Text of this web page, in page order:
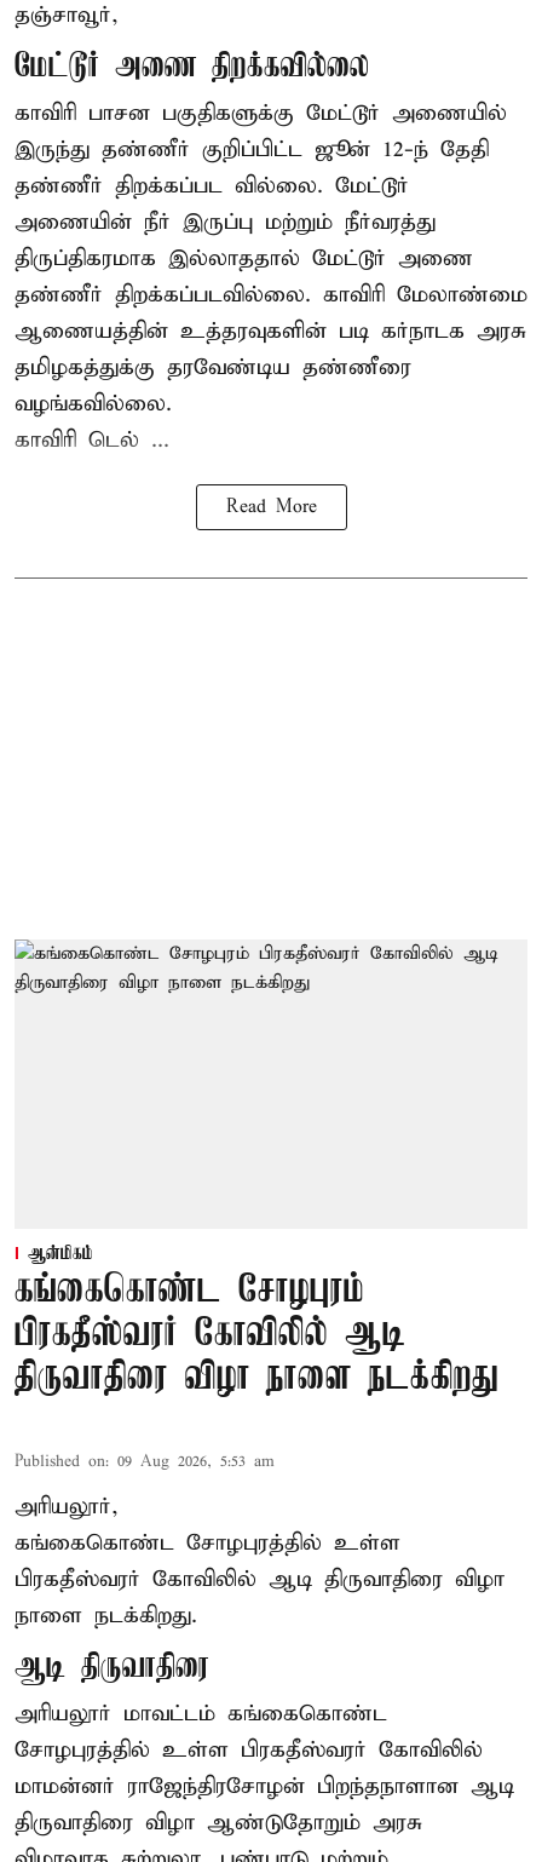
தஞ்சாவூர்,
மேட்டூர் அணை திறக்கவில்லை
காவிரி பாசன பகுதிகளுக்கு மேட்டூர் அணையில்
இருந்து தண்ணீர் குறிப்பிட்ட ஜூன் 12-ந் தேதி
தண்ணீர் திறக்கப்பட வில்லை. மேட்டூர்
அணையின் நீர் இருப்பு மற்றும் நீர்வரத்து
திருப்திகரமாக இல்லாததால் மேட்டூர் அணை
தண்ணீர் திறக்கப்படவில்லை. காவிரி மேலாண்மை
ஆணையத்தின் உத்தரவுகளின் படி கர்நாடக அரசு
தமிழகத்துக்கு தரவேண்டிய தண்ணீரை
வழங்கவில்லை.
காவிரி டெல் ...
Read More
ஆன்மிகம்
கங்கைகொண்ட சோழபுரம்
பிரகதீஸ்வரர் கோவிலில் ஆடி
திருவாதிரை விழா நாளை நடக்கிறது
Published on: 09 Aug 2026, 5:53 am
அரியலூர்,
கங்கைகொண்ட சோழபுரத்தில் உள்ள
பிரகதீஸ்வரர் கோவிலில் ஆடி திருவாதிரை விழா
நாளை நடக்கிறது.
ஆடி திருவாதிரை
அரியலூர் மாவட்டம் கங்கைகொண்ட
சோழபுரத்தில் உள்ள பிரகதீஸ்வரர் கோவிலில்
மாமன்னர் ராஜேந்திரசோழன் பிறந்தநாளான ஆடி
திருவாதிரை விழா ஆண்டுதோறும் அரசு